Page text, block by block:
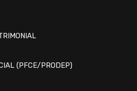
(PFCE/PRODEP)